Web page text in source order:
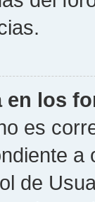
en los
es
a
de